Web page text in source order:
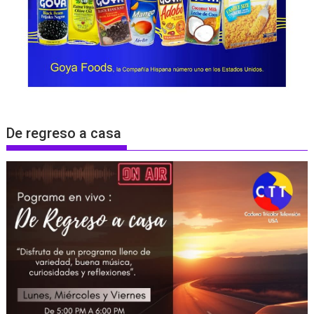
De regreso a casa